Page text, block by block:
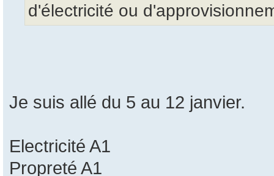
d'électricité ou
Je suis allé du 5 au 12 janvier.
Electricité A1
Propreté A1